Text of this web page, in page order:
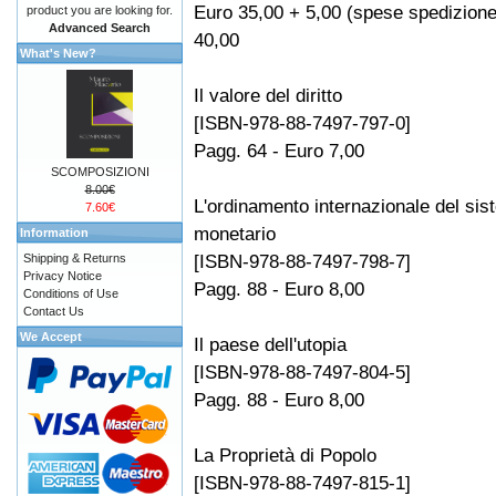
Euro 35,00 + 5,00 (spese
40,00
Il valore del diritto
[ISBN-978-88-7497-797-0]
Pagg. 64 - Euro 7,00
L'ordinamento internazionale del
monetario
[ISBN-978-88-7497-798-7]
Pagg. 88 - Euro 8,00
Il paese dell'utopia
[ISBN-978-88-7497-804-5]
Pagg. 88 - Euro 8,00
La Proprietà di Popolo
[ISBN-978-88-7497-815-1]
product you are looking for.
Advanced Search
What's New?
SCOMPOSIZIONI
8.00€
7.60€
Information
Shipping & Returns
Privacy Notice
Conditions of Use
Contact Us
We Accept